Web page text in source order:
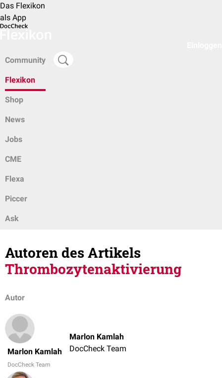
Das Flexikon
als App
Community
Flexikon
Shop
News
Jobs
CME
Flexa
Piccer
Ask
Autoren des Artikels
Thrombozytenaktivierung
Autor
Marlon Kamlah
DocCheck Team
Marlon Kamlah
DocCheck Team